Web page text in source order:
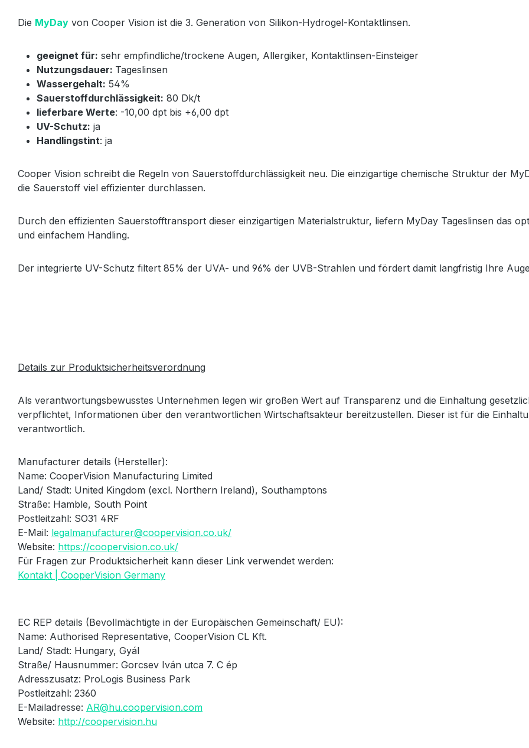
Die MyDay von Cooper Vision ist die 3. Generation von Silikon-Hydrogel-Kontaktlinsen.
geeignet für: sehr empfindliche/trockene Augen, Allergiker, Kontaktlinsen-Einsteiger
Nutzungsdauer: Tageslinsen
Wassergehalt: 54%
Sauerstoffdurchlässigkeit: 80 Dk/t
lieferbare Werte: -10,00 dpt bis +6,00 dpt
UV-Schutz: ja
Handlingstint: ja
Cooper Vision schreibt die Regeln von Sauerstoffdurchlässigkeit neu. Die einzigartige chemische Struktur der
die Sauerstoff viel effizienter durchlassen.
Durch den effizienten Sauerstofftransport dieser einzigartigen Materialstruktur, liefern MyDay Tageslinsen das
und einfachem Handling.
Der integrierte UV-Schutz filtert 85% der UVA- und 96% der UVB-Strahlen und fördert damit langfristig Ihre
Details zur Produktsicherheitsverordnung
Als verantwortungsbewusstes Unternehmen legen wir großen Wert auf Transparenz und die Einhaltung
verpflichtet, Informationen über den verantwortlichen Wirtschaftsakteur bereitzustellen. Dieser ist für die
verantwortlich.
Manufacturer details (Hersteller):
Name: CooperVision Manufacturing Limited
Land/ Stadt: United Kingdom (excl. Northern Ireland), Southamptons
Straße: Hamble, South Point
Postleitzahl: SO31 4RF
E-Mail: legalmanufacturer@coopervision.co.uk/
Website: https://coopervision.co.uk/
Für Fragen zur Produktsicherheit kann dieser Link verwendet werden:
Kontakt | CooperVision Germany
EC REP details (Bevollmächtigte in der Europäischen Gemeinschaft/ EU):
Name: Authorised Representative, CooperVision CL Kft.
Land/ Stadt: Hungary, Gyál
Straße/ Hausnummer: Gorcsev Iván utca 7. C ép
Adresszusatz: ProLogis Business Park
Postleitzahl: 2360
E-Mailadresse: AR@hu.coopervision.com
Website: http://coopervision.hu